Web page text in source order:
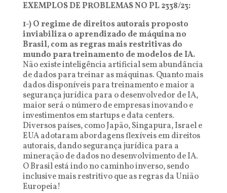
EXEMPLOS DE PROBLEMAS NO PL 2338/23:
1-) O regime de direitos autorais proposto
inviabiliza o aprendizado de máquina no
Brasil, com as regras mais restritivas do
mundo para treinamento de modelos de IA.
Não existe inteligência artificial sem abundância
de dados para treinar as máquinas. Quanto mais
dados disponíveis para treinamento e maior a
segurança jurídica para o desenvolvedor de IA,
maior será o número de empresas inovando e
investimentos em startups e data centers.
Diversos países, como Japão, Singapura, Israel e
EUA adotaram abordagens flexíveis em direitos
autorais, dando segurança jurídica para a
mineração de dados no desenvolvimento de IA.
O Brasil está indo no caminho inverso, sendo
inclusive mais restritivo que as regras da União
Europeia!